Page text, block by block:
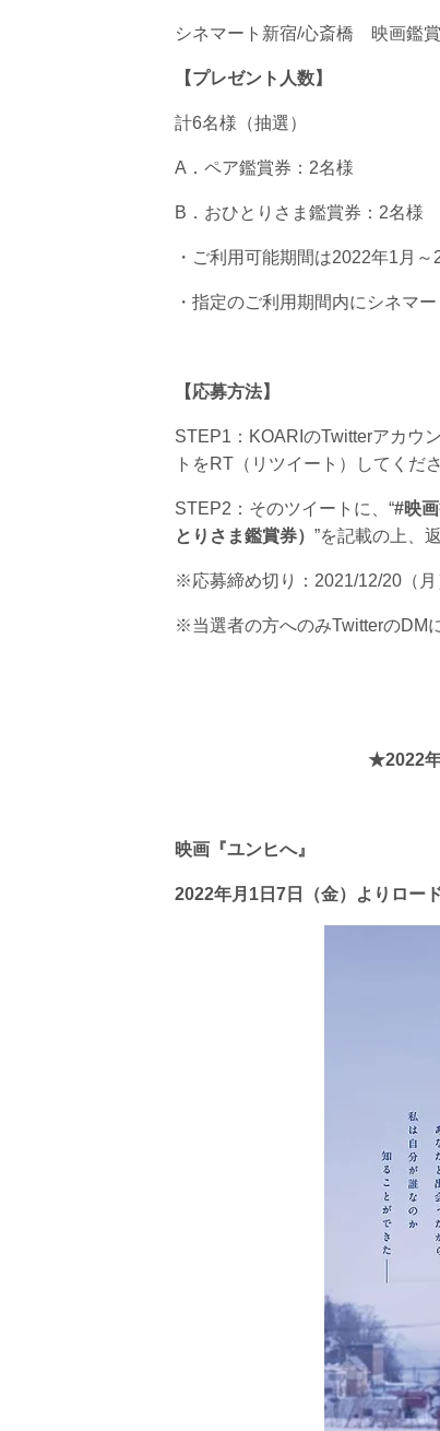
シネマート新宿/心斎橋 映画鑑賞
【プレゼント人数】
計6名様（抽選）
A．ペア鑑賞券：2名様
B．おひとりさま鑑賞券：2名様
・ご利用可能期間は2022年1月
・指定のご利用期間内にシネマ
【応募方法】
STEP1：KOARIのTwitterアカウ
トをRT（リツイート）してくださ
STEP2：そのツイートに、“#映
とりさま鑑賞券） ”を記載の上、
※応募締め切り：2021/12/20（月
※当選者の方へのみTwitterのDM
★2022年
映画『ユンヒへ』
2022年月1日7日（金）よりロー